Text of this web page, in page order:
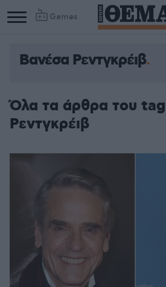
Games
Βανέσα Ρεντγκρέιβ
Όλα τα άρθρα του
Ρεντγκρέιβ